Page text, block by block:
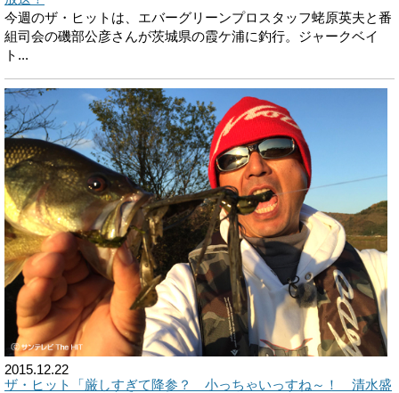
今週のザ・ヒットは、エバーグリーンプロスタッフ蛯原英夫と番
組司会の磯部公彦さんが茨城県の霞ケ浦に釣行。ジャークベイ
ト...
2015.12.22
ザ・ヒット「厳しすぎて降参？ 小っちゃいっすね～！ 清水盛